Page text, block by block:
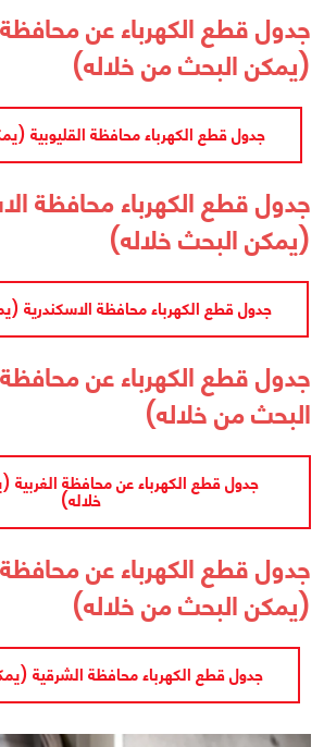
جدول قطع الكهرباء عن محافظة
(يمكن البحث من خلاله)
جدول قطع الكهرباء محافظة القليوبية
جدول قطع الكهرباء محافظة
(يمكن البحث خلاله)
جدول قطع الكهرباء محافظة الاسكندرية
جدول قطع الكهرباء عن
البحث من خلاله)
جدول قطع الكهرباء عن محافظة
خلاله)
جدول قطع الكهرباء عن
(يمكن البحث من خلاله)
جدول قطع الكهرباء محافظة الشرقية